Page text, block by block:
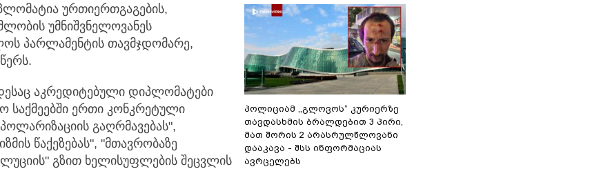
ურთიერთგაგების,
უმნიშვნელოვანეს
პარლამენტის თავმჯდომარე,
აკრედიტებული დიპლომატები
საქმეებში ერთი კონკრეტული
გაღრმავებას",
წაქეზებას", "მთავრობაზე
გზით ხელისუფლების შეცვლის
პოლიციამ ,,გლოვოს” კურიერზე
თავდასხმის ბრალდებით 3 პირი,
მათ შორის 2 არასრულწლოვანი
დააკავა - შსს ინფორმაციას
ავრცელებს